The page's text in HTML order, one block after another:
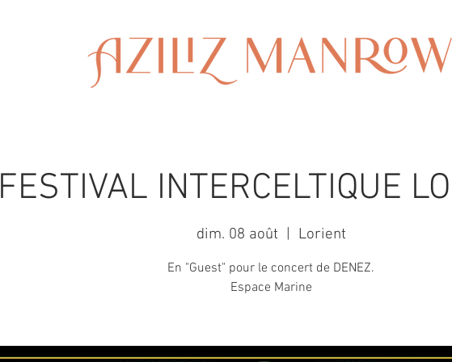
FESTIVAL INTERCELTIQUE
dim. 08 août
  |
Lorient
En "Guest" pour le concert de DENEZ.
Espace Marine